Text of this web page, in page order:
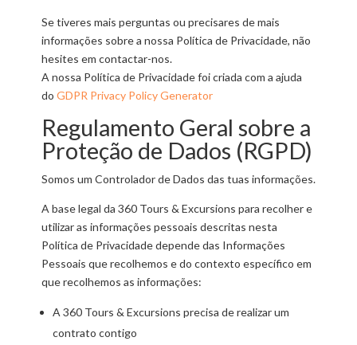
Se tiveres mais perguntas ou precisares de mais
informações sobre a nossa Política de Privacidade, não
hesites em contactar-nos.
A nossa Política de Privacidade foi criada com a ajuda
do GDPR Privacy Policy Generator
Regulamento Geral sobre a
Proteção de Dados (RGPD)
Somos um Controlador de Dados das tuas informações.
A base legal da 360 Tours & Excursions para recolher e
utilizar as informações pessoais descritas nesta
Política de Privacidade depende das Informações
Pessoais que recolhemos e do contexto específico em
que recolhemos as informações:
A 360 Tours & Excursions precisa de realizar um
contrato contigo